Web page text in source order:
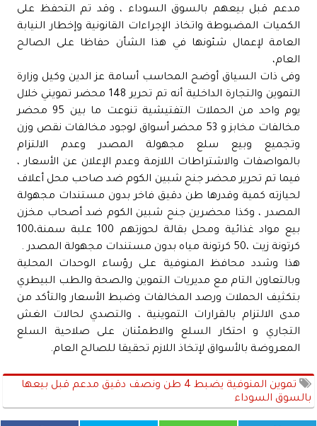
مدعم قبل بيعهم بالسوق السوداء ، وقد تم التحفظ على
الكميات المضبوطة واتخاذ الإجراءات القانونية وإخطار النيابة
العامة لإعمال شئونها في هذا الشأن حفاظا على الصالح
العام،
وفى ذات السياق أوضح المحاسب أسامة عز الدين وكيل وزارة
التموين والتجارة الداخلية أنه تم تحرير 148 محضر تمويني خلال
يوم واحد من الحملات التفتيشية تنوعت ما بين 95 محضر
مخالفات مخابز و 53 محضر أسواق لوجود مخالفات نقص وزن
وتجميع وبيع سلع مجهولة المصدر وعدم الالتزام
بالمواصفات والاشتراطات اللازمة وعدم الإعلان عن الأسعار ،
فيما تم تحرير محضر جنح شبين الكوم ضد صاحب محل أعلاف
لحيازته كمية وقدرها طن دقيق فاخر بدون مستندات مجهولة
المصدر ، وكذا محضرين جنح شبين الكوم ضد أصحاب مخزن
بيع مواد غذائية ومحل بقالة لحوزتهم 100 علبة سمنة،100
كرتونة زيت ،50 كرتونة مياه بدون مستندات مجهولة المصدر .
هذا وشدد محافظ المنوفية على رؤساء الوحدات المحلية
وبالتعاون التام مع مديريات التموين والصحة والطب البيطري
بتكثيف الحملات ورصد المخالفات وضبط الأسعار والتأكد من
مدى الالتزام بالقرارات التموينية ، والتصدي لحالات الغش
التجاري و احتكار السلع والاطمئنان على صلاحية السلع
المعروضة بالأسواق لإتخاذ اللازم تحقيقا للصالح العام.
تموين المنوفية يضبط 4 طن ونصف دقيق مدعم قبل بيعها
بالسوق السوداء